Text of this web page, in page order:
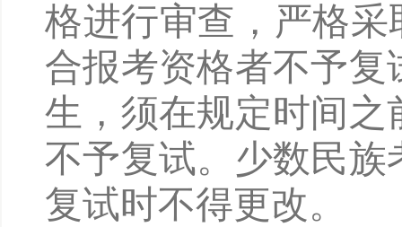
格进行审查，严格采
合报考资格者不予
生，须在规定时间
不予复试。少数民
复试时不得更改。